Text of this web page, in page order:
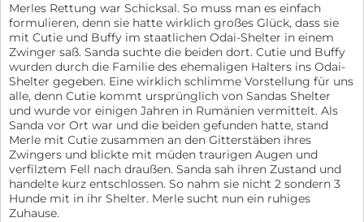
Merles Rettung war Schicksal. So muss man es einfach
formulieren, denn sie hatte wirklich großes Glück, dass sie
mit Cutie und Buffy im staatlichen Odai-Shelter in einem
Zwinger saß. Sanda suchte die beiden dort. Cutie und Buffy
wurden durch die Familie des ehemaligen Halters ins Odai-
Shelter gegeben. Eine wirklich schlimme Vorstellung für uns
alle, denn Cutie kommt ursprünglich von Sandas Shelter
und wurde vor einigen Jahren in Rumänien vermittelt. Als
Sanda vor Ort war und die beiden gefunden hatte, stand
Merle mit Cutie zusammen an den Gitterstäben ihres
Zwingers und blickte mit müden traurigen Augen und
verfilztem Fell nach draußen. Sanda sah ihren Zustand und
handelte kurz entschlossen. So nahm sie nicht 2 sondern 3
Hunde mit in ihr Shelter. Merle sucht nun ein ruhiges
Zuhause.